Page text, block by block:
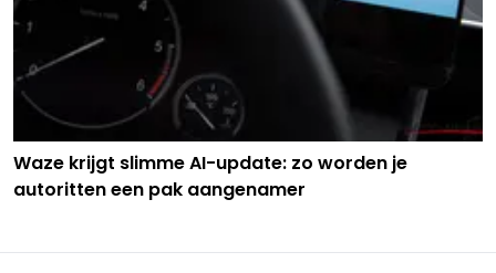
Waze krijgt slimme AI-update: zo worden je
autoritten een pak aangenamer